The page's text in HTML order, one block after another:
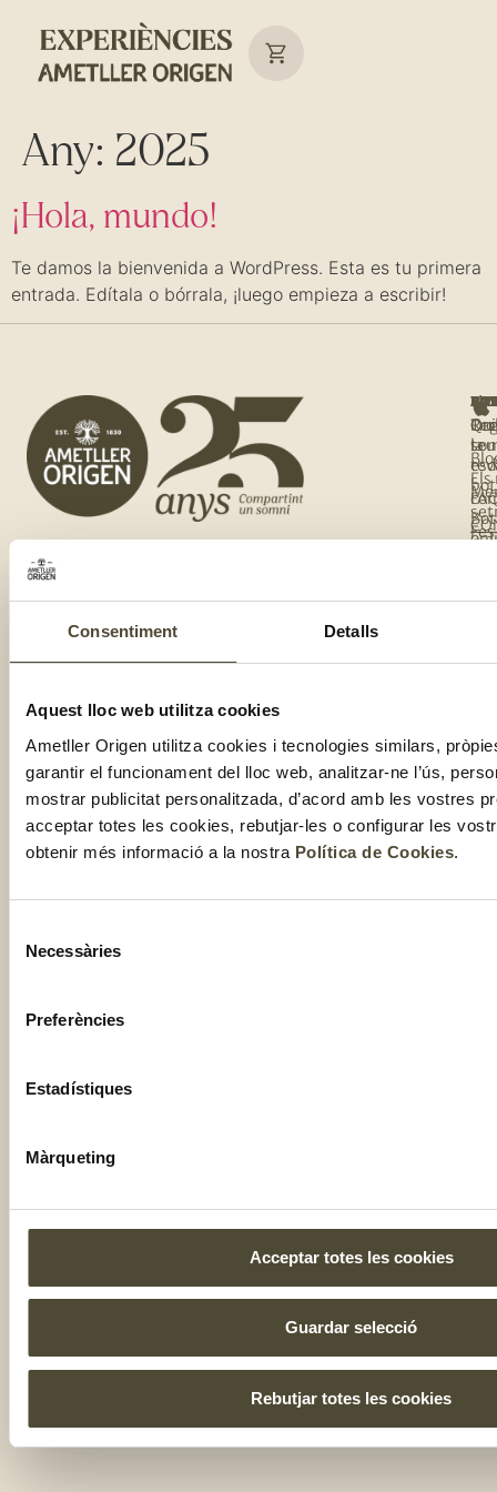
Consentiment Detalls
Aquest lloc web utilitza cookies
Ametller Origen utilitza cookies i tecnologies similars,
garantir el funcionament del lloc web, analitzar-ne l’ús,
mostrar publicitat personalitzada, d’acord amb les vostres
acceptar totes les cookies, rebutjar-les o configurar les
obtenir més informació a la nostra Política de Cookies.
Necessàries
Preferències
Estadístiques
Màrqueting
Acceptar totes les cookies
Guardar selecció
Rebutjar totes les cookies
Any: 2025
¡Hola, mundo!
Te damos la bienvenida a WordPress. Esta es tu primera
entrada. Edítala o bórrala, ¡luego empieza a escribir!
Qui
la
teu
2025 ©
GRUP
AMETLLER
Nota Legal
Informació
addicional
RGPDUE
Política de
Cookies
Condicions de
venda